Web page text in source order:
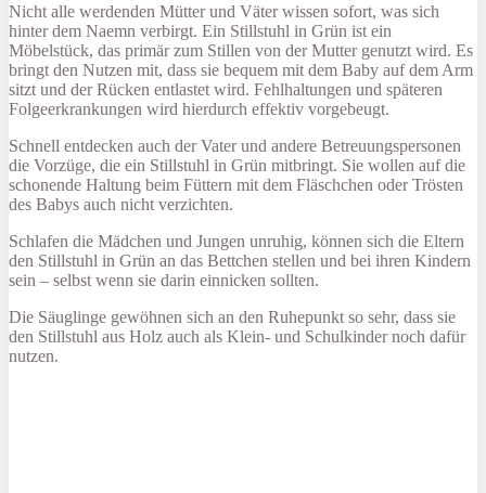
Nicht alle werdenden Mütter und Väter wissen sofort, was sich
hinter dem Naemn verbirgt. Ein Stillstuhl in Grün ist ein
Möbelstück, das primär zum Stillen von der Mutter genutzt wird. Es
bringt den Nutzen mit, dass sie bequem mit dem Baby auf dem Arm
sitzt und der Rücken entlastet wird. Fehlhaltungen und späteren
Folgeerkrankungen wird hierdurch effektiv vorgebeugt.
Schnell entdecken auch der Vater und andere Betreuungspersonen
die Vorzüge, die ein Stillstuhl in Grün mitbringt. Sie wollen auf die
schonende Haltung beim Füttern mit dem Fläschchen oder Trösten
des Babys auch nicht verzichten.
Schlafen die Mädchen und Jungen unruhig, können sich die Eltern
den Stillstuhl in Grün an das Bettchen stellen und bei ihren Kindern
sein – selbst wenn sie darin einnicken sollten.
Die Säuglinge gewöhnen sich an den Ruhepunkt so sehr, dass sie
den Stillstuhl aus Holz auch als Klein- und Schulkinder noch dafür
nutzen.